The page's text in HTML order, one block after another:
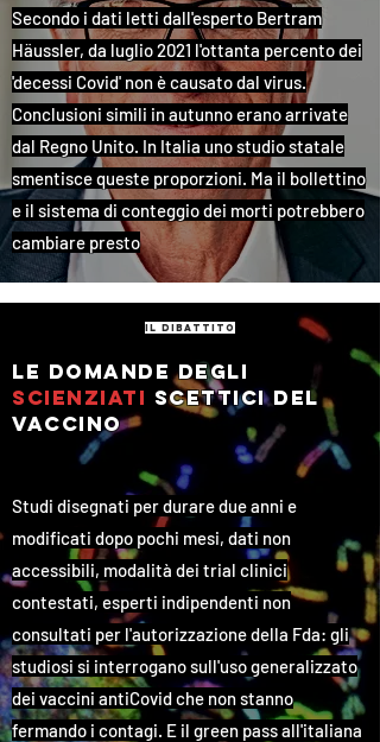
Secondo i dati letti dall'esperto Bertram
Häussler, da luglio 2021 l'ottanta percento dei
'decessi Covid' non è causato dal virus.
Conclusioni simili in autunno erano arrivate
dal Regno Unito. In Italia uno studio statale
smentisce queste proporzioni. Ma il bollettino
e il sistema di conteggio dei morti potrebbero
cambiare presto
il dibattito
le domande degli
scienziati scetticidel
vaccino
Studi disegnati per durare due anni e
modificati dopo pochi mesi, dati non
accessibili, modalità dei trial clinici
contestati, esperti indipendenti non
consultati per l'autorizzazione della Fda: gli
studiosi si interrogano sull'uso generalizzato
dei vaccini antiCovid che non stanno
fermando i contagi. E il green pass all'italiana